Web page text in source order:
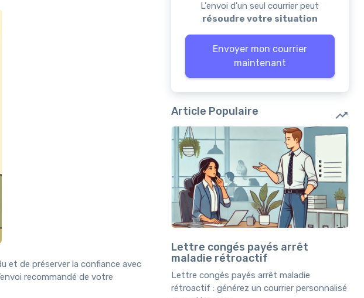
et de préserver la confiance avec
recommandé de votre
L'envoi d'un seul courrier peut
résoudre votre situation
Envoyer mon courrier
maintenant
Article Populaire
Lettre congés payés arrêt
maladie rétroactif
Lettre congés payés arrêt maladie
rétroactif : générez un courrier personnalisé